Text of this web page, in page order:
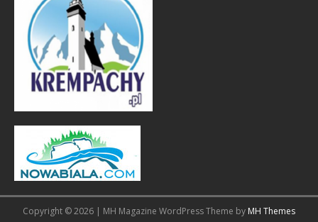
Copyright © 2026 | MH Magazine WordPress Theme by MH Themes